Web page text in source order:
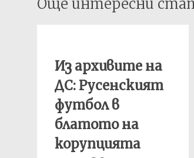
navigation
Още интересни
Из архивите на
ДС: Русенският
футбол в
блатото на
корупцията